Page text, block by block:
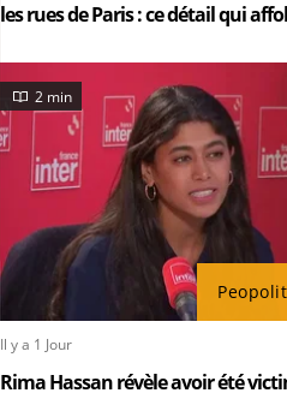
les rues de Paris : ce détail qui
2 min
Il y a 1 Jour
Rima Hassan révèle avoir été